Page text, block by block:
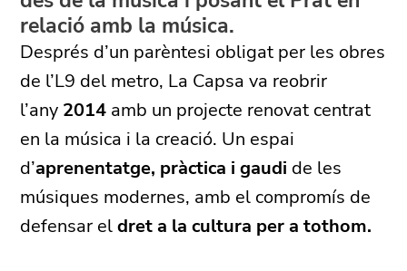
relació amb la música.
Després d’un parèntesi obligat per les obres
de l’L9 del metro, La Capsa va reobrir
l’any 2014 amb un projecte renovat centrat
en la música i la creació. Un espai
d’aprenentatge, pràctica i gaudi de les
músiques modernes, amb el compromís de
defensar eldret a la cultura per a tothom.